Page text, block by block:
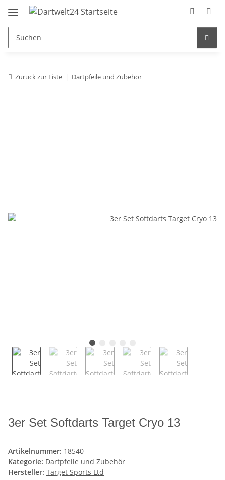
Zurück zur Liste Dartpfeile und Zubehör
3er Set Softdarts Target Cryo 13
Artikelnummer: 18540
Kategorie: Dartpfeile und Zubehör
Hersteller: Target Sports Ltd